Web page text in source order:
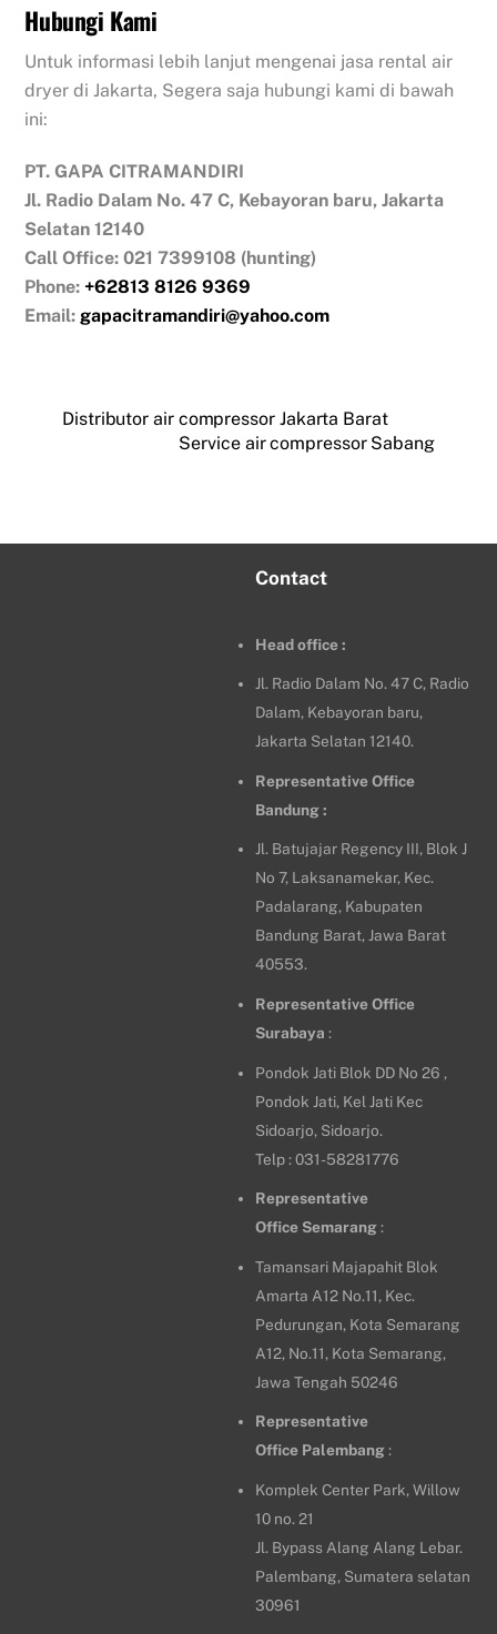
Hubungi Kami
Untuk informasi lebih lanjut mengenai jasa rental air
dryer di Jakarta, Segera saja hubungi kami di bawah
ini:
PT. GAPA CITRAMANDIRI
Jl. Radio Dalam No. 47 C, Kebayoran baru, Jakarta
Selatan 12140
Call Office: 021 7399108 (hunting)
Phone: +62813 8126 9369
Email: gapacitramandiri@yahoo.com
Distributor air compressor Jakarta Barat
Service air compressor Sabang
Contact
Head office :
Jl. Radio Dalam No. 47 C, Radio
Dalam, Kebayoran baru,
Jakarta Selatan 12140.
Representative Office
Bandung :
Jl. Batujajar Regency III, Blok J
No 7, Laksanamekar, Kec.
Padalarang, Kabupaten
Bandung Barat, Jawa Barat
40553.
Representative Office
Surabaya :
Pondok Jati Blok DD No 26 ,
Pondok Jati, Kel Jati Kec
Sidoarjo, Sidoarjo.
Telp : 031-58281776
Representative
Office Semarang :
Tamansari Majapahit Blok
Amarta A12 No.11, Kec.
Pedurungan, Kota Semarang
A12, No.11, Kota Semarang,
Jawa Tengah 50246
Representative
Office Palembang:
Komplek Center Park, Willow
10 no. 21
Jl. Bypass Alang Alang Lebar.
Palembang, Sumatera selatan
30961